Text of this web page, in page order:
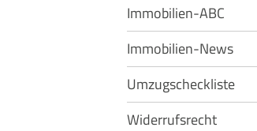
Immobilien-ABC
Immobilien-News
Umzugscheckliste
Widerrufsrecht